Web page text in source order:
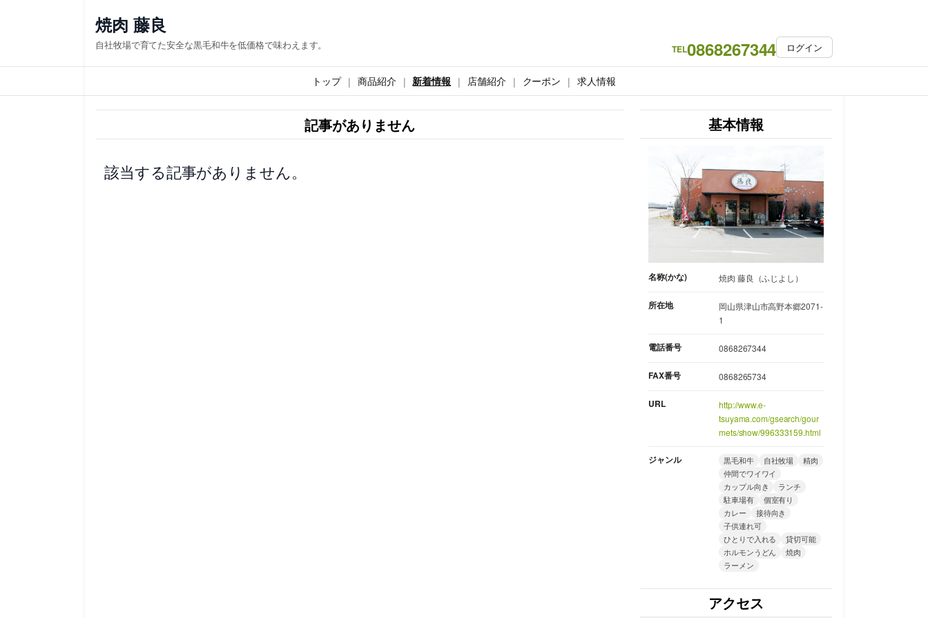
ス
キ
焼肉 藤良
自社牧場で育てた安全な黒毛和牛を低価格で味わえます。 TEL0868267344 ログイン
トップ 商品紹介 新着情報 店舗紹介 クーポン 求人情報
記事がありません
該当する記事がありません。
基本情報
名称(かな) 焼肉 藤良（ふじよし）
所在地
岡山県津山市高野本郷2071-
1
電話番号 0868267344
FAX番号 0868265734
URL
http://www.e-
tsuyama.com/gsearch/gour
mets/show/996333159.html
ジャンル 黒毛和牛 自社牧場
精肉
仲間でワイワイ
カップル向き
ランチ
駐車場有
個室有り
カレー
接待向き
子供連れ可
ひとりで入れる
貸切可能
ホルモンうどん
焼肉
ラーメン
アクセス